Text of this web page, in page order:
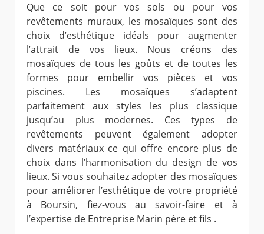
Que ce soit pour vos sols ou pour vos
revêtements muraux, les mosaïques sont des
choix d’esthétique idéals pour augmenter
l’attrait de vos lieux. Nous créons des
mosaïques de tous les goûts et de toutes les
formes pour embellir vos pièces et vos
piscines. Les mosaïques s’adaptent
parfaitement aux styles les plus classique
jusqu’au plus modernes. Ces types de
revêtements peuvent également adopter
divers matériaux ce qui offre encore plus de
choix dans l’harmonisation du design de vos
lieux. Si vous souhaitez adopter des mosaïques
pour améliorer l’esthétique de votre propriété
à Boursin, fiez-vous au savoir-faire et à
l’expertise de Entreprise Marin père et fils .